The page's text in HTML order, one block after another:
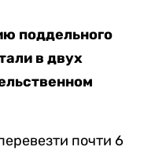
поддельного
в двух
почти 6